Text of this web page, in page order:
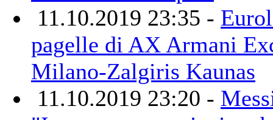
11.10.2019 23:35 -
pagelle di AX Armani
Milano-Zalgiris Kaunas
11.10.2019 23:20 -